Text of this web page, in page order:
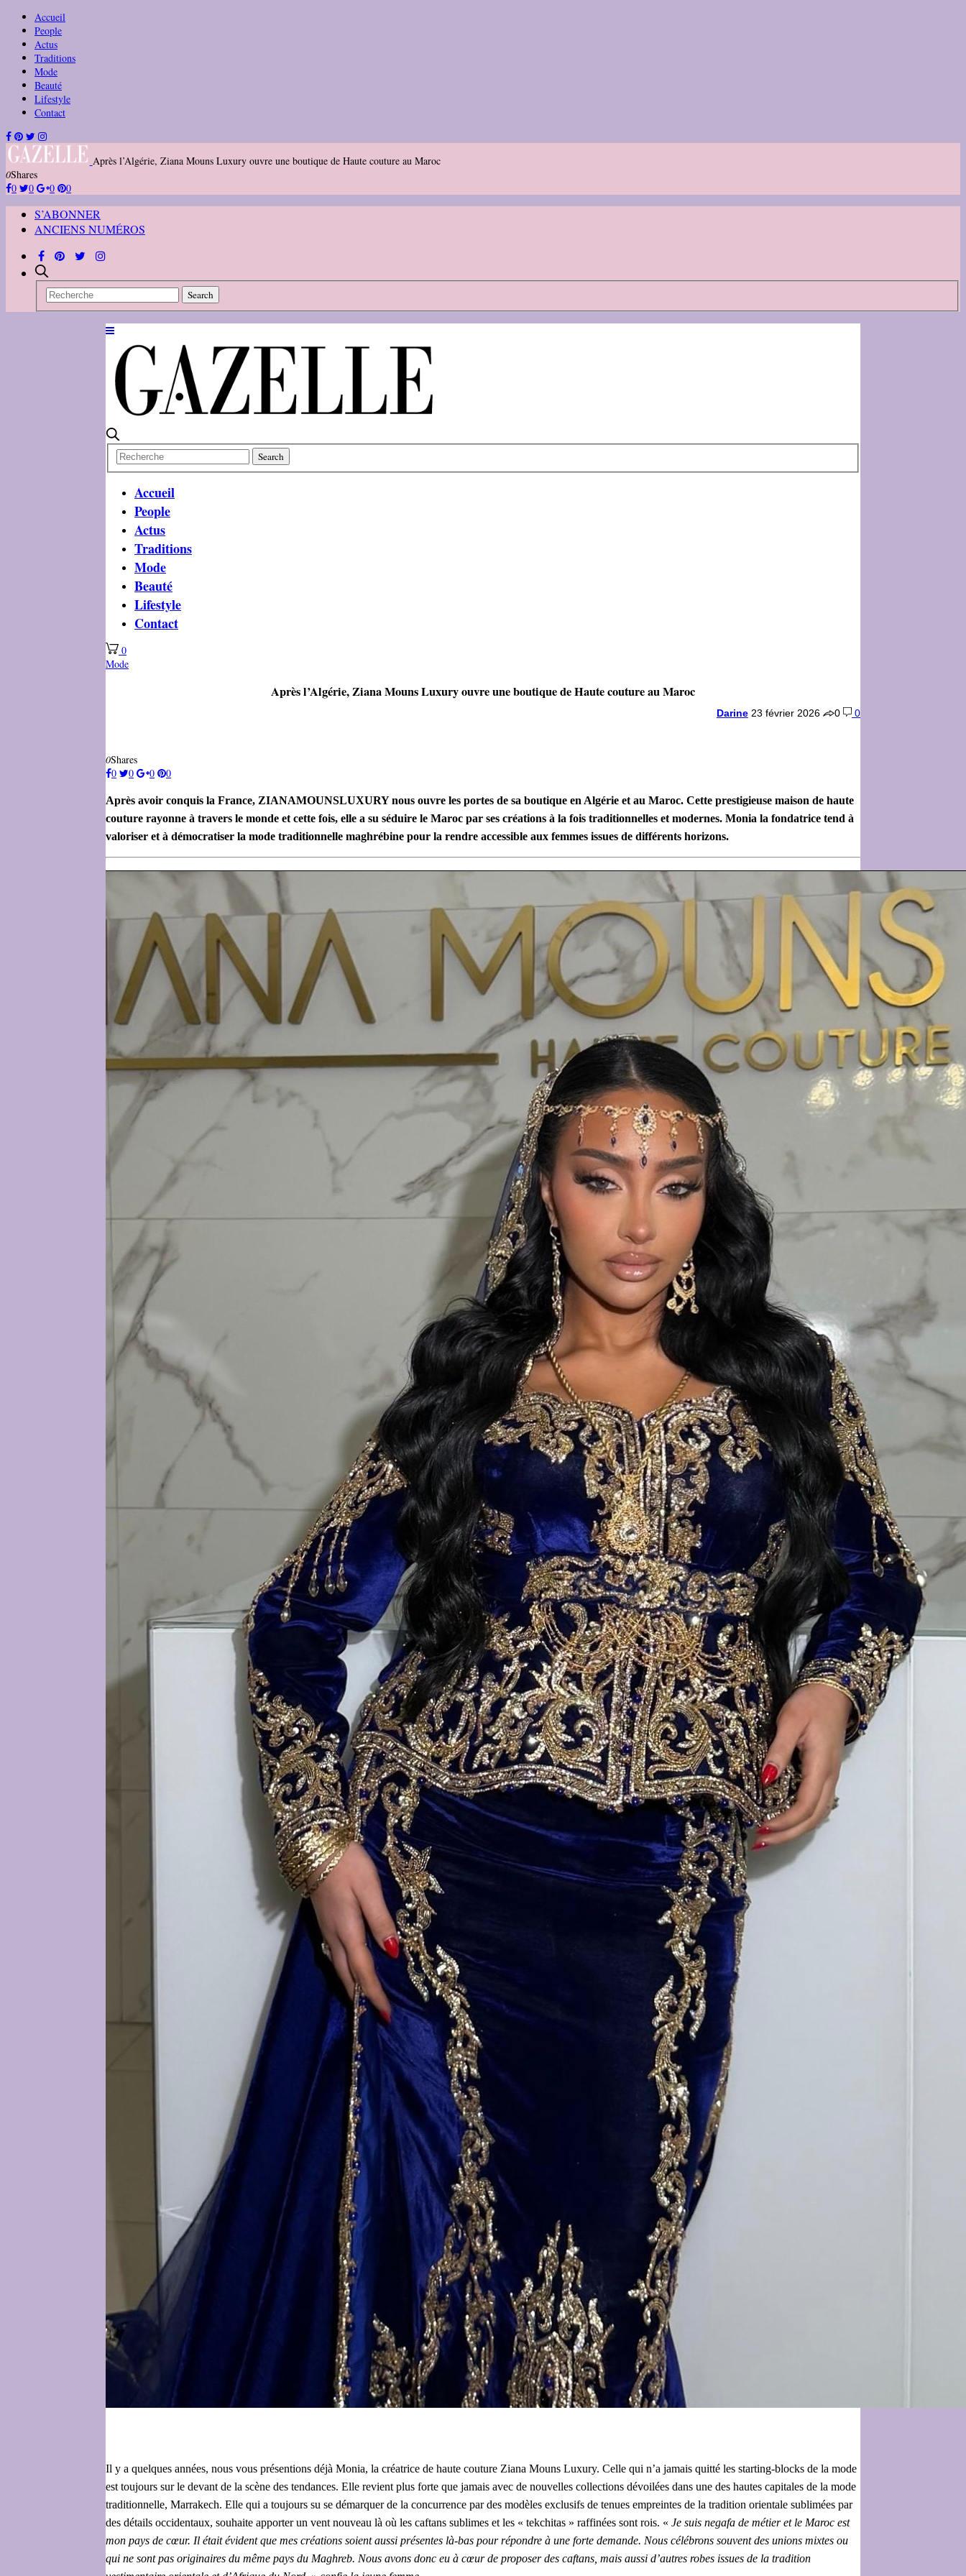
Accueil
People
Actus
Traditions
Mode
Beauté
Lifestyle
Contact
Après l’Algérie, Ziana Mouns Luxury ouvre une boutique de Haute couture au Maroc
0Shares
0
0 0 0
S’ABONNER
ANCIENS NUMÉROS
Accueil
People
Actus
Traditions
Mode
Beauté
Lifestyle
Contact
0
Mode
Après l’Algérie, Ziana Mouns Luxury ouvre une boutique de Haute couture au Maroc
Darine 23 février 2026 0 0
0Shares
0
0 0 0
Après avoir conquis la France, ZIANAMOUNSLUXURY nous ouvre les portes de sa boutique en Algérie et au Maroc. Cette prestigieuse maison de haute
couture rayonne à travers le monde et cette fois, elle a su séduire le Maroc par ses créations à la fois traditionnelles et modernes. Monia la fondatrice tend à
valoriser et à démocratiser la mode traditionnelle maghrébine pour la rendre accessible aux femmes issues de différents horizons.
Il y a quelques années, nous vous présentions déjà Monia, la créatrice de haute couture Ziana Mouns Luxury. Celle qui n’a jamais quitté les starting-blocks de la mode
est toujours sur le devant de la scène des tendances. Elle revient plus forte que jamais avec de nouvelles collections dévoilées dans une des hautes capitales de la mode
traditionnelle, Marrakech. Elle qui a toujours su se démarquer de la concurrence par des modèles exclusifs de tenues empreintes de la tradition orientale sublimées par
des détails occidentaux, souhaite apporter un vent nouveau là où les caftans sublimes et les « tekchitas » raffinées sont rois. « Je suis negafa de métier et le Maroc est
mon pays de cœur. Il était évident que mes créations soient aussi présentes là-bas pour répondre à une forte demande. Nous célébrons souvent des unions mixtes ou
qui ne sont pas originaires du même pays du Maghreb. Nous avons donc eu à cœur de proposer des caftans, mais aussi d’autres robes issues de la tradition